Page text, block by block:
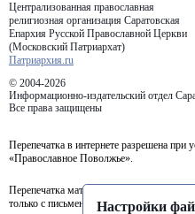
Централизованная православная
религиозная организация Саратовская
Епархия Русской Православной Церкви
(Московский Патриархат)
Патриархия.ru
© 2004-2026
Информационно-издательский отдел
Все права защищены
Перепечатка в интернете разрешена при
«Православное Поволжье».
Перепечатка материалов портала в
только с письменного разрешения
Настройки